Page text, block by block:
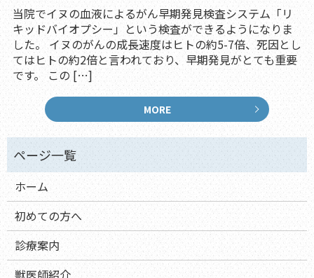
当院でイヌの血液によるがん早期発見検査システム「リ
キッドバイオプシー」という検査ができるようになりま
した。 イヌのがんの成長速度はヒトの約5-7倍、死因とし
てはヒトの約2倍と言われており、早期発見がとても重要
です。 この […]
MORE
ホーム
初めての方へ
診療案内
獣医師紹介